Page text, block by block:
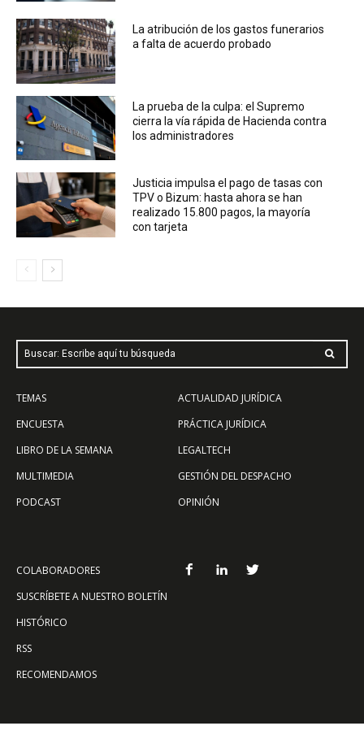
La atribución de los gastos funerarios
a falta de acuerdo probado
La prueba de la culpa: el Supremo
cierra la vía rápida de Hacienda contra
los administradores
Justicia impulsa el pago de tasas con
TPV o Bizum: hasta ahora se han
realizado 15.800 pagos, la mayoría
con tarjeta
Buscar: Escribe aquí tu búsqueda
TEMAS
ENCUESTA
LIBRO DE LA SEMANA
MULTIMEDIA
PODCAST
ACTUALIDAD JURÍDICA
PRÁCTICA JURÍDICA
LEGALTECH
GESTIÓN DEL DESPACHO
OPINIÓN
COLABORADORES
SUSCRÍBETE A NUESTRO BOLETÍN
HISTÓRICO
RSS
RECOMENDAMOS